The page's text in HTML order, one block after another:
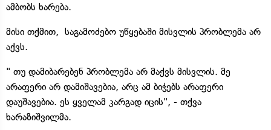
ამბობს ხარება.
მისი თქმით, საგამოძებო უწყებაში მისვლის პრობლემა არ
აქვს.
" თუ დამიბარებენ პრობლემა არ მაქვს მისვლის. მე
არაფერი არ დამიშავებია, არც ამ ბიჭებს არაფერი
დაუშავებია. ეს ყველამ კარგად იცის", - თქვა
ხარაზიშვილმა.